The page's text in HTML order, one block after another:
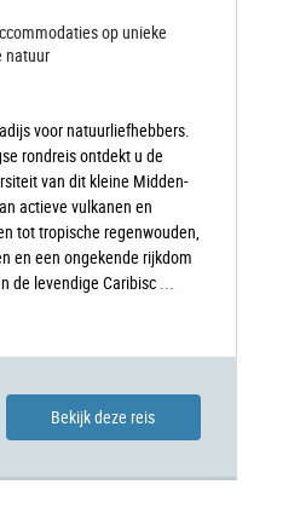
op unieke
natuur
voor natuurliefhebbers.
rondreis ontdekt u de
van dit kleine Midden-
actieve vulkanen en
tot tropische regenwouden,
en een ongekende rijkdom
de levendige Caribisc ...
Bekijk deze reis